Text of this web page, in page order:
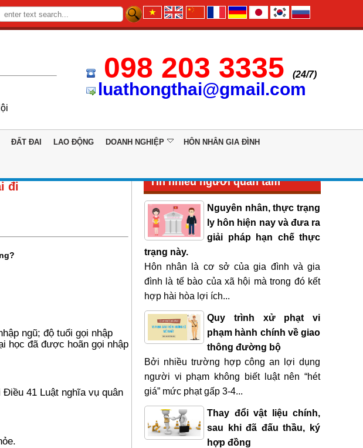
098 203 3335 (24/7)
luathongthai@gmail.com
ĐẤT ĐAI LAO ĐỘNG DOANH NGHIỆP HÔN NHÂN GIA ĐÌNH
đi
ngũ; độ tuổi gọi nhập
học đã được hoãn gọi nhập
41 Luật nghĩa vụ quân
Tin nhiều người quan tâm
Nguyên nhân, thực trạng
ly hôn hiện nay và đưa ra
giải pháp hạn chế thực
trạng này.
Hôn nhân là cơ sở của gia đình và gia
đình là tế bào của xã hội mà trong đó kết
hợp hài hòa lợi ích...
Quy trình xử phạt vi
phạm hành chính về giao
thông đường bộ
Bởi nhiều trường hợp công an lợi dụng
người vi phạm không biết luật nên “hét
giá” mức phạt gấp 3-4...
Thay đổi vật liệu chính,
sau khi đã đấu thầu, ký
hợp đồng